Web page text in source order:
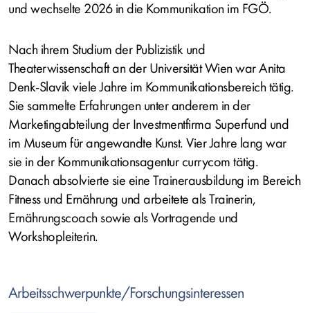
und wechselte 2026 in die Kommunikation im FGÖ.
Nach ihrem Studium der Publizistik und
Theaterwissenschaft an der Universität Wien war Anita
Denk-Slavik viele Jahre im Kommunikationsbereich tätig.
Sie sammelte Erfahrungen unter anderem in der
Marketingabteilung der Investmentfirma Superfund und
im Museum für angewandte Kunst. Vier Jahre lang war
sie in der Kommunikationsagentur currycom tätig.
Danach absolvierte sie eine Trainerausbildung im Bereich
Fitness und Ernährung und arbeitete als Trainerin,
Ernährungscoach sowie als Vortragende und
Workshopleiterin.
Arbeitsschwerpunkte/Forschungsinteressen